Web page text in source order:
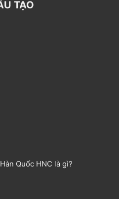
TẠO
Quốc HNC là gì?